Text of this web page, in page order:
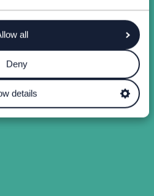
all
Deny
details